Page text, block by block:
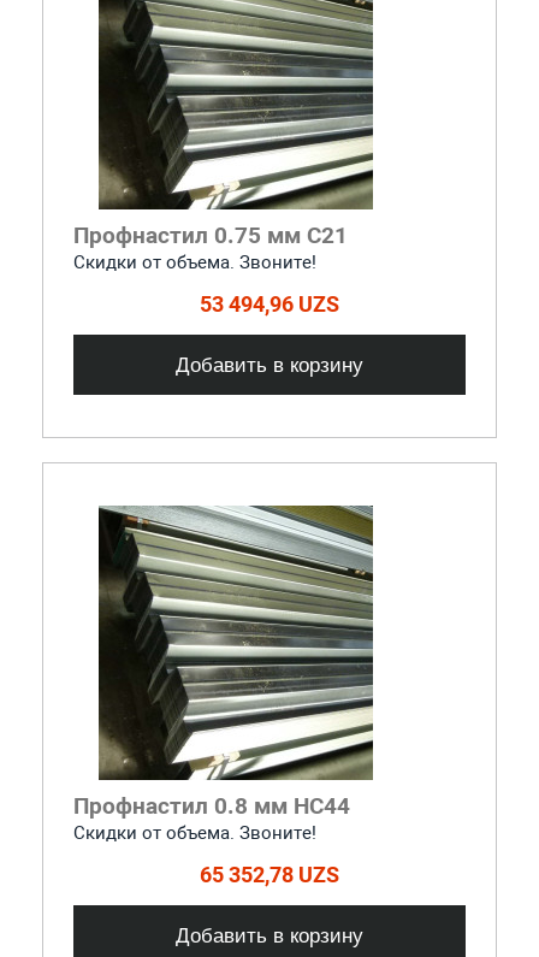
Профнастил 0.75 мм С21
Скидки от объема. Звоните!
53 494,96 UZS
Добавить в корзину
Профнастил 0.8 мм НС44
Скидки от объема. Звоните!
65 352,78 UZS
Добавить в корзину